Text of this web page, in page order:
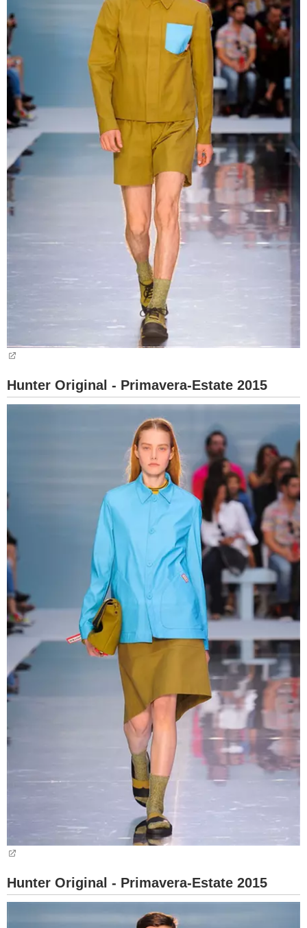
Hunter Original - Primavera-Estate 2015
Hunter Original - Primavera-Estate 2015